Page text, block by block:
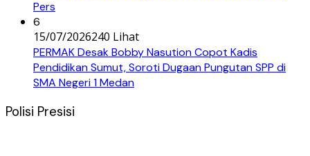
Pers
6
15/07/2026240 Lihat
PERMAK Desak Bobby Nasution Copot Kadis
Pendidikan Sumut, Soroti Dugaan Pungutan SPP di
SMA Negeri 1 Medan
Polisi Presisi